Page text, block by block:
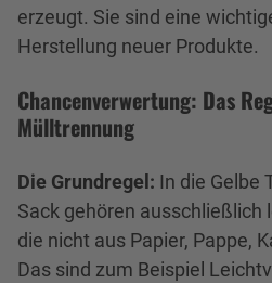
erzeugt. Sie sind eine
Herstellung neuer Produkte.
Chancenverwertung: Das
Mülltrennung
Die Grundregel: In die Gelbe
Sack gehören ausschließlich
die nicht aus Papier, Pappe,
Das sind zum Beispiel